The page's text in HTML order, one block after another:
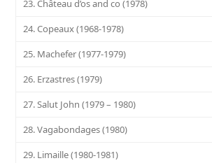
23. Château d’os and co (1978)
24. Copeaux (1968-1978)
25. Machefer (1977-1979)
26. Erzastres (1979)
27. Salut John (1979 – 1980)
28. Vagabondages (1980)
29. Limaille (1980-1981)